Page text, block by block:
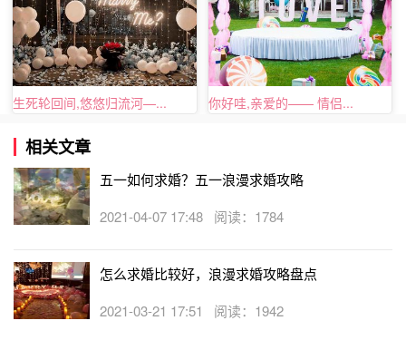
上述内容便是特爱有品
婚？五一浪漫求婚攻略”的全部介绍，希望可以帮忙到你，
如果需要专业团队进行求婚策划和布置，可以随时联系在线
生死轮回间,悠悠归流河—... 你好哇,亲爱的—— 情侣...
相关文章
五一如何求婚？五一浪漫求婚攻略
2021-04-07 17:48 阅读：1784
怎么求婚比较好，浪漫求婚攻略盘点
2021-03-21 17:51 阅读：1942